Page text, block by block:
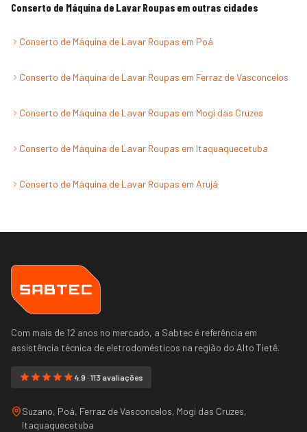
Conserto de Máquina de Lavar Roupas em outras cidades
Conserto de Máquina de Lavar Roupas em Poá
Conserto de Máquina de Lavar Roupas em Ferraz de Vasconcelos
Conserto de Máquina de Lavar Roupas em Mogi das Cruzes
Conserto de Máquina de Lavar Roupas em Itaquaquecetuba
Conserto de Máquina de Lavar Roupas em Arujá
Com mais de 12 anos no mercado, a Sabtec é referência em
assistência técnica de eletrodomésticos na região do Alto Tietê.
4.9 · 113 avaliações
Suzano, Poá, Ferraz de Vasconcelos, Mogi das Cruzes,
Itaquaquecetuba